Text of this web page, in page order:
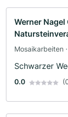
Werner
Mosaikarbeiten
Schwarzer
0.0